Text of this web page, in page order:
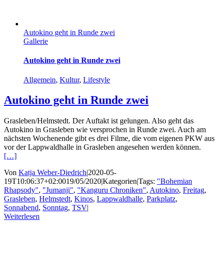
Autokino geht in Runde zwei
Gallerie
Autokino geht in Runde zwei
Allgemein, Kultur, Lifestyle
Autokino geht in Runde zwei
Grasleben/Helmstedt. Der Auftakt ist gelungen. Also geht das
Autokino in Grasleben wie versprochen in Runde zwei. Auch am
nächsten Wochenende gibt es drei Filme, die vom eigenen PKW aus
vor der Lappwaldhalle in Grasleben angesehen werden können.
[…]
Von Katja Weber-Diedrich|2020-05-
19T10:06:37+02:0019/05/2020|Kategorien|Tags: "Bohemian
Rhapsody", "Jumanji", "Kanguru Chroniken", Autokino, Freitag,
Grasleben, Helmstedt, Kinos, Lappwaldhalle, Parkplatz,
Sonnabend, Sonntag, TSV|
Weiterlesen